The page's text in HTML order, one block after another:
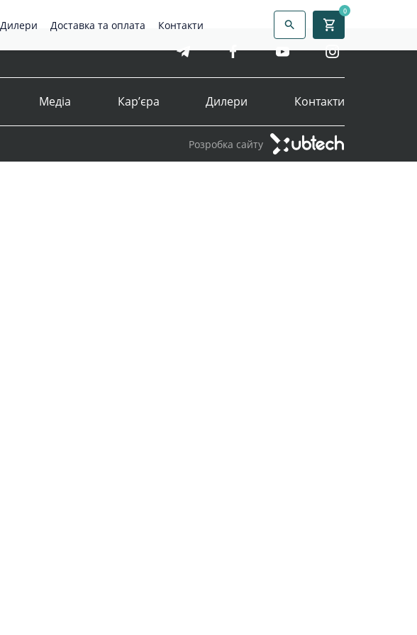
Дилери Доставка та оплата Контакти
0
Медіа Кар’єра Дилери Контакти
Розробка сайту